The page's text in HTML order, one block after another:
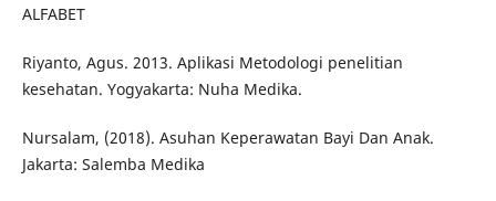
ALFABET
Riyanto, Agus. 2013. Aplikasi Metodologi penelitian
kesehatan. Yogyakarta: Nuha Medika.
Nursalam, (2018). Asuhan Keperawatan Bayi Dan Anak.
Jakarta: Salemba Medika